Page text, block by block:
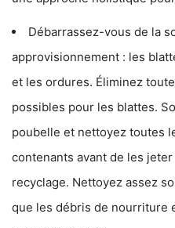
Débarrassez-vous de la
approvisionnement : les
et les ordures. Éliminez
possibles pour les blattes.
poubelle et nettoyez toutes
contenants avant de les
recyclage. Nettoyez assez
que les débris de nourriture